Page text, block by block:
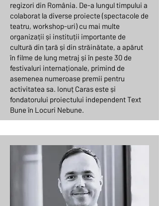
regizori din România. De-a lungul timpului a
colaborat la diverse proiecte (spectacole de
teatru, workshop-uri) cu mai multe
organizații și instituții importante de
cultură din țară și din străinătate, a apărut
în filme de lung metraj și în peste 30 de
festivaluri internaționale, primind de
asemenea numeroase premii pentru
activitatea sa. Ionuț Caras este și
fondatorului proiectului independent Text
Bune în Locuri Nebune.